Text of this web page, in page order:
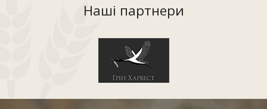
Наші партнери